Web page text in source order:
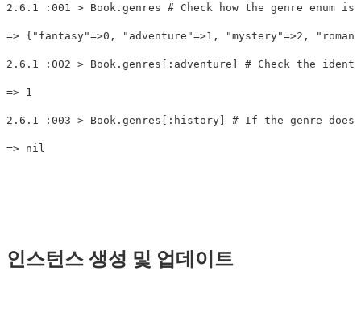
2.6 . 1 : 001 > Book . genres # Check how the genre enum is
=> { "fantasy"=>0 , "adventure"=>1 , "mystery"=>2 ,
2.6 . 1 : 002 > Book . genres :adventure # Check the
=> 1
2.6 . 1 : 003 > Book . genres :history # If the genre
=> nil
인스턴스 생성 및 업데이트